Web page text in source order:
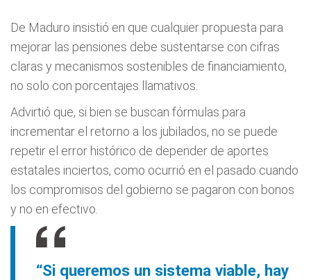
De Maduro insistió en que cualquier propuesta para
mejorar las pensiones debe sustentarse con cifras
claras y mecanismos sostenibles de financiamiento,
no solo con porcentajes llamativos.
Advirtió que, si bien se buscan fórmulas para
incrementar el retorno a los jubilados, no se puede
repetir el error histórico de depender de aportes
estatales inciertos, como ocurrió en el pasado cuando
los compromisos del gobierno se pagaron con bonos
y no en efectivo.
“Si queremos un sistema viable, hay